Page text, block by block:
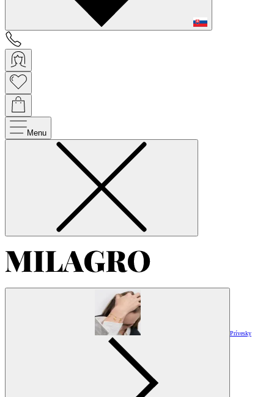
Menu
Prívesky